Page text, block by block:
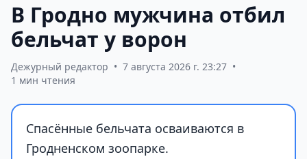
В Гродно мужчина отбил
бельчат у ворон
Дежурный редактор • 7 августа 2026 г. 23:27 •
1 мин чтения
Спасённые бельчата осваиваются в
Гродненском зоопарке.